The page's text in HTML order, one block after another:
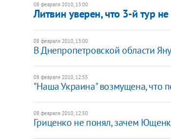
08 февраля 2010, 13:00
Литвин уверен, что 3-й тур
08 февраля 2010, 13:00
В Днепропетровской области
08 февраля 2010, 12:55
"Наша Украина" возмущена, что
08 февраля 2010, 12:50
Гриценко не понял, зачем